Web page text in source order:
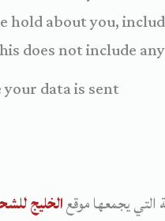
hold about you,
does not include
data is sent
التي يجمعها موقعالخليج